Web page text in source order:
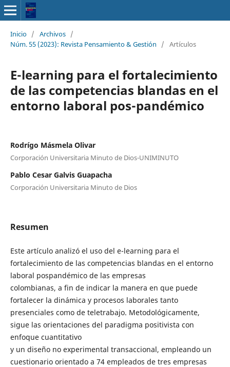
Inicio / Archivos /
Núm. 55 (2023): Revista Pensamiento & Gestión
/ Artículos
E-learning para el fortalecimiento
de las competencias blandas en el
entorno laboral pos-pandémico
Rodrígo Másmela Olivar
Corporación Universitaria Minuto de Dios-UNIMINUTO
Pablo Cesar Galvis Guapacha
Corporación Universitaria Minuto de Dios
Resumen
Este artículo analizó el uso del e-learning para el
fortalecimiento de las competencias blandas en el entorno
laboral pospandémico de las empresas
colombianas, a fin de indicar la manera en que puede
fortalecer la dinámica y procesos laborales tanto
presenciales como de teletrabajo. Metodológicamente,
sigue las orientaciones del paradigma positivista con
enfoque cuantitativo
y un diseño no experimental transaccional, empleando un
cuestionario orientado a 74 empleados de tres empresas